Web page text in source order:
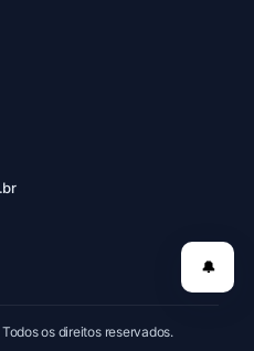
🔔
os direitos reservados.